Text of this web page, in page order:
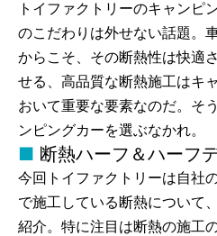
トイファクトリーのキャンピ
のこだわりは外せない話題。
からこそ、その断熱性は快適
せる、高品質な断熱施工はキ
おいて重要な要素なのだ。そ
ンピングカーを選ぶなかれ。
断熱ハーフ＆ハーフ
今回トイファクトリーは自社
で施工している断熱について
紹介。特に注目は断熱の施工